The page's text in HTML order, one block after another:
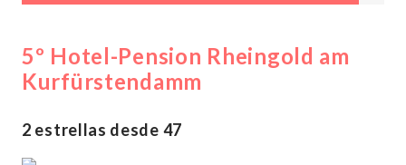
5º Hotel-Pension Rheingold am
Kurfürstendamm
2 estrellas desde 47